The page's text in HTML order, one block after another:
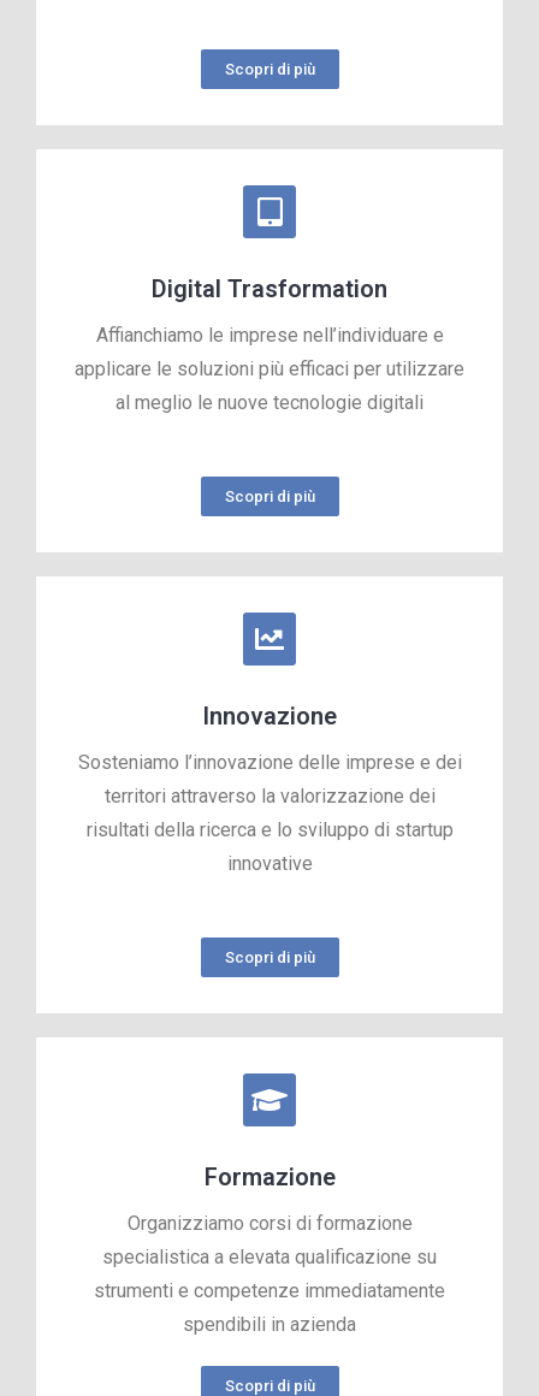
Scopri di più
Digital Trasformation
Affianchiamo le imprese nell’individuare e
applicare le soluzioni più efficaci per utilizzare
al meglio le nuove tecnologie digitali
Scopri di più
Innovazione
Sosteniamo l’innovazione delle imprese e dei
territori attraverso la valorizzazione dei
risultati della ricerca e lo sviluppo di startup
innovative
Scopri di più
Formazione
Organizziamo corsi di formazione
specialistica a elevata qualificazione su
strumenti e competenze immediatamente
spendibili in azienda
Scopri di più